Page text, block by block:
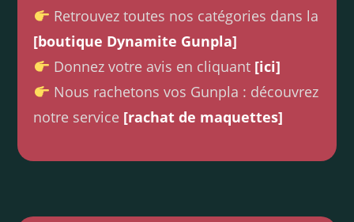
Retrouvez toutes nos catégories dans la
[boutique Dynamite Gunpla]
Donnez votre avis en cliquant [ici]
Nous rachetons vos Gunpla : découvrez
notre service [rachat de maquettes]